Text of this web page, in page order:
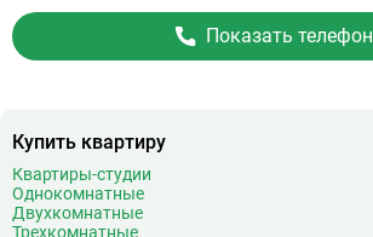
Показать телефон
Купить квартиру
Квартиры-студии
Однокомнатные
Двухкомнатные
Трехкомнатные